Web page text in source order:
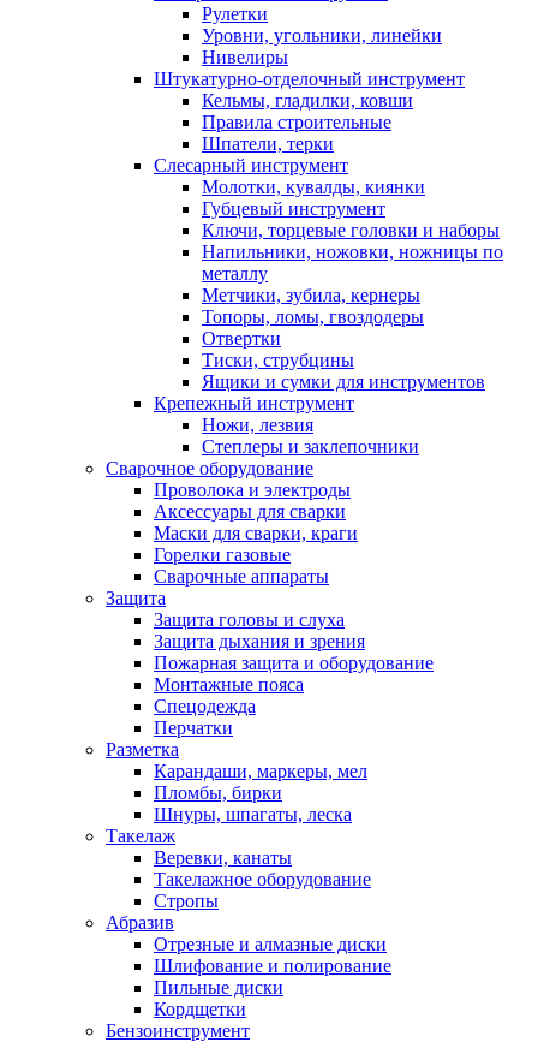
Рулетки
Уровни, угольники, линейки
Нивелиры
Штукатурно-отделочный инструмент
Кельмы, гладилки, ковши
Правила строительные
Шпатели, терки
Слесарный инструмент
Молотки, кувалды, киянки
Губцевый инструмент
Ключи, торцевые головки и наборы
Напильники, ножовки, ножницы по
металлу
Метчики, зубила, кернеры
Топоры, ломы, гвоздодеры
Отвертки
Тиски, струбцины
Ящики и сумки для инструментов
Крепежный инструмент
Ножи, лезвия
Степлеры и заклепочники
Сварочное оборудование
Проволока и электроды
Аксессуары для сварки
Маски для сварки, краги
Горелки газовые
Сварочные аппараты
Защита
Защита головы и слуха
Защита дыхания и зрения
Пожарная защита и оборудование
Монтажные пояса
Спецодежда
Перчатки
Разметка
Карандаши, маркеры, мел
Пломбы, бирки
Шнуры, шпагаты, леска
Такелаж
Веревки, канаты
Такелажное оборудование
Стропы
Абразив
Отрезные и алмазные диски
Шлифование и полирование
Пильные диски
Кордщетки
Бензоинструмент